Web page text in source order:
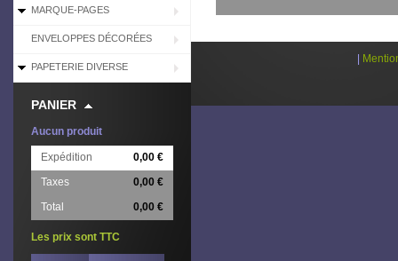
MARQUE-PAGES
ENVELOPPES DÉCORÉES
PAPETERIE DIVERSE
PANIER
Aucun produit
Expédition
0,00 €
Taxes
0,00 €
Total
0,00 €
Les prix sont TTC